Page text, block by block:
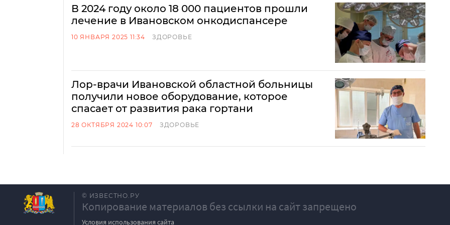
В 2024 году около 18 000 пациентов прошли
лечение в Ивановском онкодиспансере
10 ЯНВАРЯ 2025 11:34 ЗДОРОВЬЕ
Лор-врачи Ивановской областной больницы
получили новое оборудование, которое
спасает от развития рака гортани
28 ОКТЯБРЯ 2024 10:07 ЗДОРОВЬЕ
© ИЗВЕСТНО.РУ
Копирование материалов без ссылки на сайт запрещено
Условия использования сайта